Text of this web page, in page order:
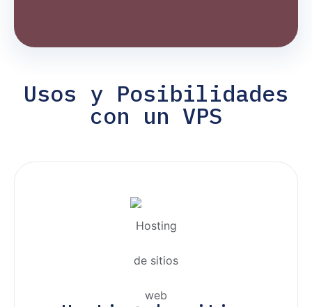
Usos y Posibilidades
con un VPS